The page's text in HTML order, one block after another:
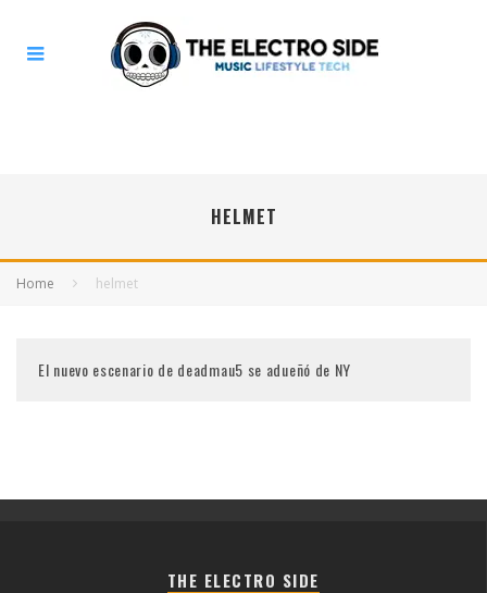
HELMET
Home helmet
El nuevo escenario de deadmau5 se adueñó de NY
THE ELECTRO SIDE